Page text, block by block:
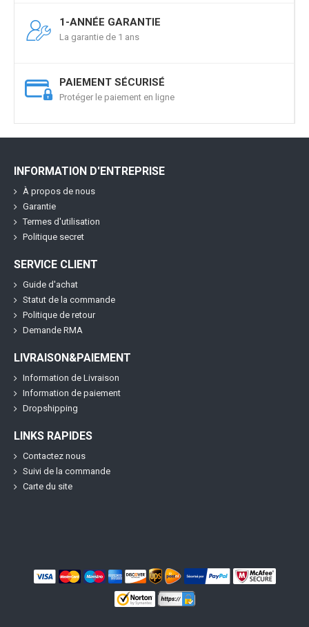
1-ANNÉE GARANTIE
La garantie de 1 ans
PAIEMENT SÉCURISÉ
Protéger le paiement en ligne
INFORMATION D'ENTREPRISE
À propos de nous
Garantie
Termes d'utilisation
Politique secret
SERVICE CLIENT
Guide d'achat
Statut de la commande
Politique de retour
Demande RMA
LIVRAISON&PAIEMENT
Information de Livraison
Information de paiement
Dropshipping
LINKS RAPIDES
Contactez nous
Suivi de la commande
Carte du site